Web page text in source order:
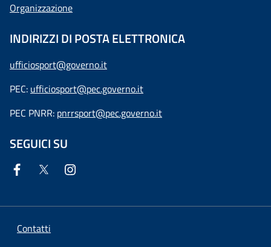
Organizzazione
INDIRIZZI DI POSTA ELETTRONICA
ufficiosport@governo.it
PEC: ufficiosport@pec.governo.it
PEC PNRR: pnrrsport@pec.governo.it
SEGUICI SU
Contatti